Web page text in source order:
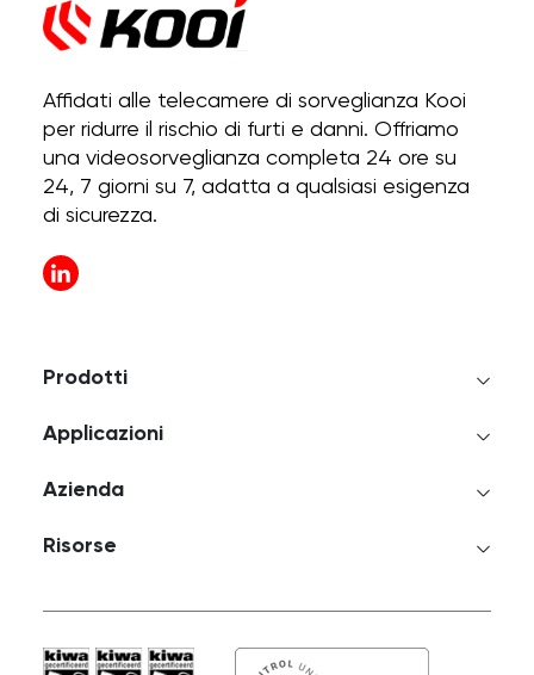
Affidati alle telecamere di sorveglianza Kooi
per ridurre il rischio di furti e danni. Offriamo
una videosorveglianza completa 24 ore su
24, 7 giorni su 7, adatta a qualsiasi esigenza
di sicurezza.
Prodotti
Applicazioni
Azienda
Risorse